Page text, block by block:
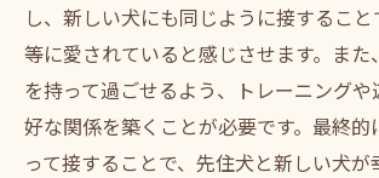
し、新しい犬にも同じように接するこ
等に愛されていると感じさせます。ま
を持って過ごせるよう、トレーニング
好な関係を築くことが必要です。最終的
って接することで、先住犬と新しい犬が